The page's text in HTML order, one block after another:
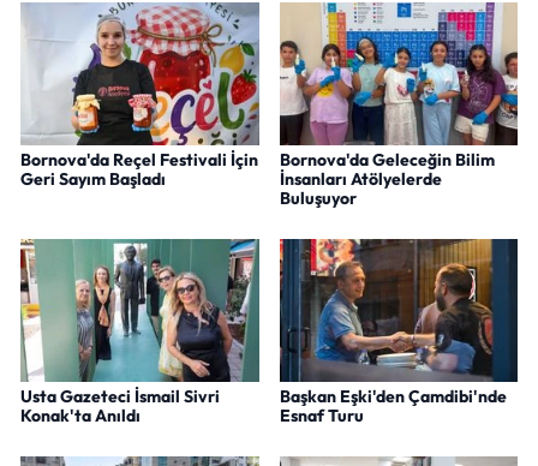
Bornova'da Reçel Festivali İçin
Geri Sayım Başladı
Bornova'da Geleceğin Bilim
İnsanları Atölyelerde
Buluşuyor
Usta Gazeteci İsmail Sivri
Konak'ta Anıldı
Başkan Eşki'den Çamdibi'nde
Esnaf Turu